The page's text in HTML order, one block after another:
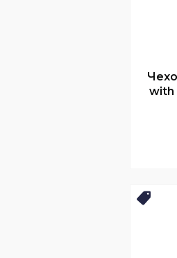
with